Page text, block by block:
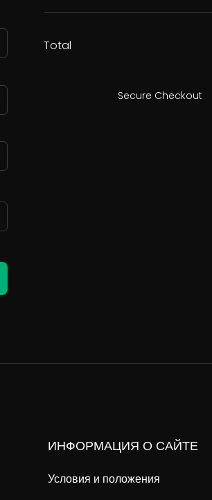
Total
Secure Checkout
ИНФОРМАЦИЯ О САЙТЕ
Условия и положения